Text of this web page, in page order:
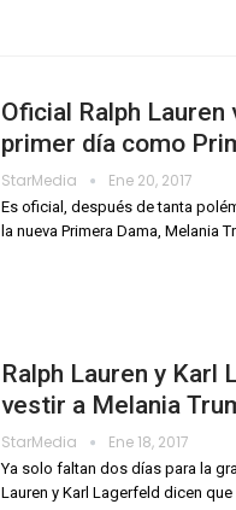
Oficial Ralph
primer día como
StarMedia Ene 20, 2017
Es oficial, después de tanta
la nueva Primera Dama, Melania
Ralph Lauren y Karl
vestir a Melania
StarMedia Ene 18, 2017
Ya solo faltan dos días para la
Lauren y Karl Lagerfeld dicen